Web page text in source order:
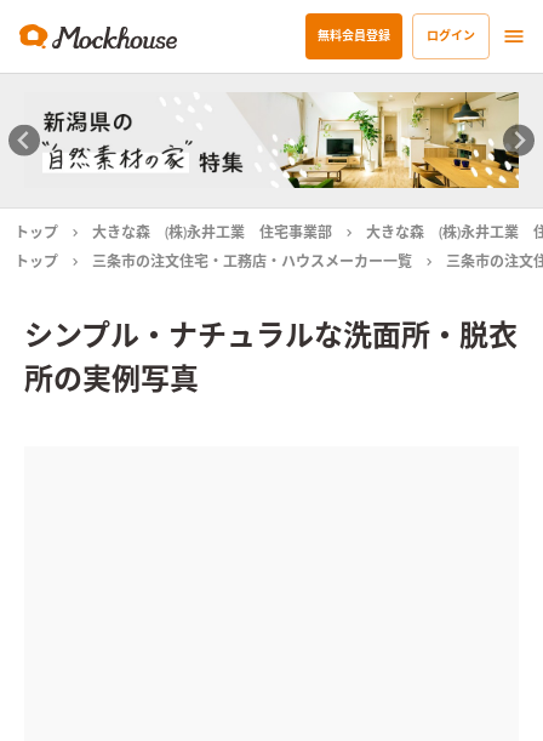
無料会員登録 ログイン
トップ 大きな森 (株)永井工業 住宅事業部
大きな森 (株)永井工業
トップ
三条市の注文住宅・工務店・ハウスメーカー一覧 三条市の注文
シンプル・ナチュラルな洗面所・脱衣
所の実例写真